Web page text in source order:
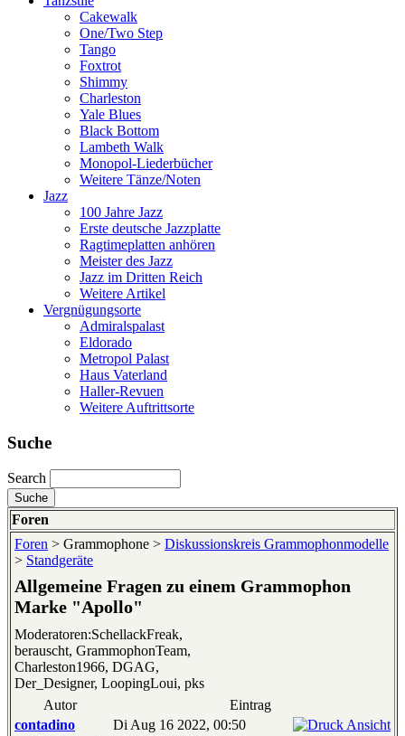
Cakewalk
One/Two Step
Tango
Foxtrot
Shimmy
Charleston
Yale Blues
Black Bottom
Lambeth Walk
Monopol-Liederbücher
Weitere Tänze/Noten
Jazz
100 Jahre Jazz
Erste deutsche Jazzplatte
Ragtimeplatten anhören
Meister des Jazz
Jazz im Dritten Reich
Weitere Artikel
Vergnügungsorte
Admiralspalast
Eldorado
Metropol Palast
Haus Vaterland
Haller-Revuen
Weitere Auftrittsorte
Suche
Search
Foren
Foren > Grammophone > Diskussionskreis Grammophonmodelle
> Standgeräte
Allgemeine Fragen zu einem Grammophon
Marke "Apollo"
Moderatoren:SchellackFreak,
berauscht, GrammophonTeam,
Charleston1966, DGAG,
Der_Designer, LoopingLoui, pks
Autor
Eintrag
contadino
Di Aug 16 2022, 00:50